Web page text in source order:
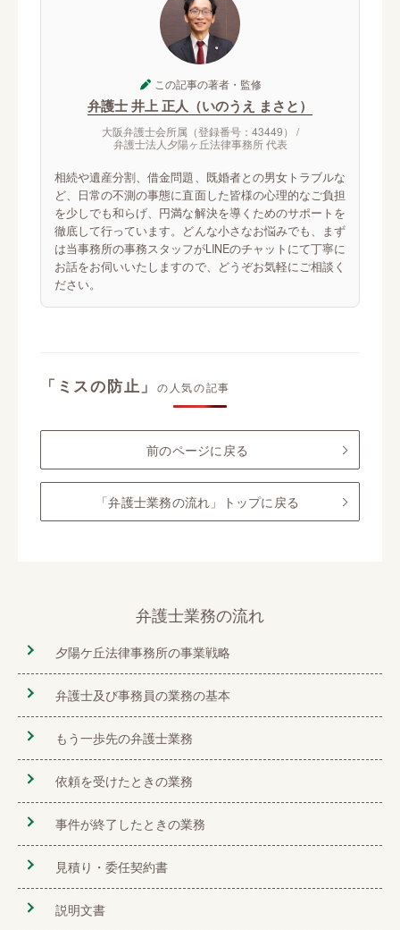
この記事の著者・監修
弁護士 井上 正人（いのうえ まさと）
大阪弁護士会所属（登録番号：43449） /
弁護士法人夕陽ヶ丘法律事務所 代表
相続や遺産分割、借金問題、既婚者との男女トラブルな
ど、日常の不測の事態に直面した皆様の心理的なご負担
を少しでも和らげ、円満な解決を導くためのサポートを
徹底して行っています。どんな小さなお悩みでも、まず
は当事務所の事務スタッフがLINEのチャットにて丁寧に
お話をお伺いいたしますので、どうぞお気軽にご相談く
ださい。
「ミスの防止」 の人気の記事
前のページに戻る
「弁護士業務の流れ」トップに戻る
弁護士業務の流れ
夕陽ケ丘法律事務所の事業戦略
弁護士及び事務員の業務の基本
もう一歩先の弁護士業務
依頼を受けたときの業務
事件が終了したときの業務
見積り・委任契約書
説明文書